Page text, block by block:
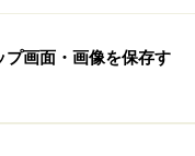
タンをクリックす
画面・画像を保存す